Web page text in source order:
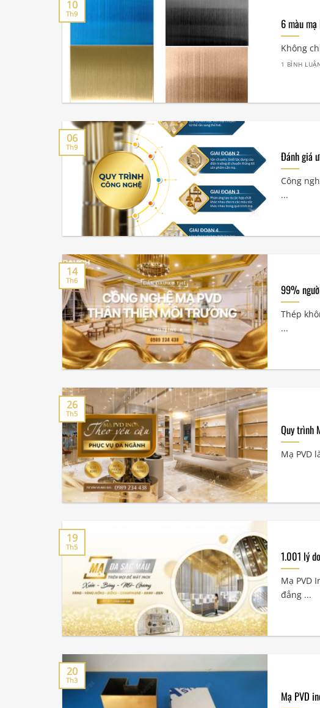
6 màu
Không
1 BÌNH
10
Th9
Đánh giá
Công
...
06
Th9
99%
Thép
...
14
Th6
Quy trình
Mạ PVD
26
Th5
1.001 lý
Mạ PVD
đẳng ...
19
Th5
Mạ PVD
20
Th3